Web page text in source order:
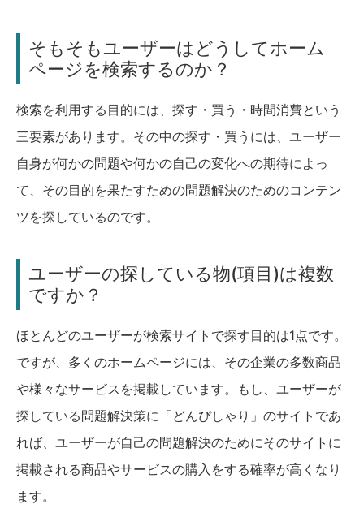
そもそもユーザーはどうしてホーム
ページを検索するのか？
検索を利用する目的には、探す・買う・時間消費という
三要素があります。その中の探す・買うには、ユーザー
自身が何かの問題や何かの自己の変化への期待によっ
て、その目的を果たすための問題解決のためのコンテン
ツを探しているのです。
ユーザーの探している物(項目)は複数
ですか？
ほとんどのユーザーが検索サイトで探す目的は1点です。
ですが、多くのホームページには、その企業の多数商品
や様々なサービスを掲載しています。もし、ユーザーが
探している問題解決策に「どんぴしゃり」のサイトであ
れば、ユーザーが自己の問題解決のためにそのサイトに
掲載される商品やサービスの購入をする確率が高くなり
ます。